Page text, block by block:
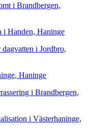
i Brandbergen,
i Handen, Haninge
i Jordbro,
Haninge
i Brandbergen,
i Västerhaninge,